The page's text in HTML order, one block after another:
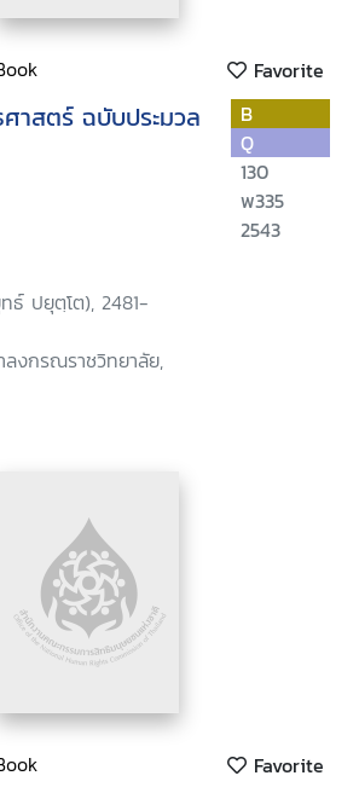
Favorite
าสตร์ ฉบับประมวล
ธ์ ปยุตฺโต), 2481-
งกรณราชวิทยาลัย,
B
Q
130
พ335
2543
Favorite